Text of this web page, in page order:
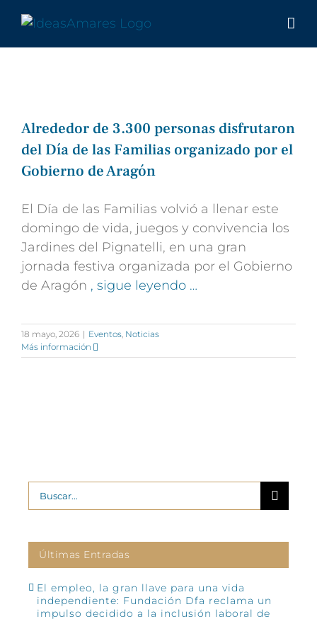
contenido
Alrededor de 3.300 personas disfrutaron
del Día de las Familias organizado por el
Gobierno de Aragón
El Día de las Familias volvió a llenar este
domingo de vida, juegos y convivencia los
Jardines del Pignatelli, en una gran
jornada festiva organizada por el Gobierno
de Aragón , sigue leyendo …
18 mayo, 2026 | Eventos, Noticias
Más información
Buscar:
Últimas Entradas
El empleo, la gran llave para una vida
independiente: Fundación Dfa reclama un
impulso decidido a la inclusión laboral de